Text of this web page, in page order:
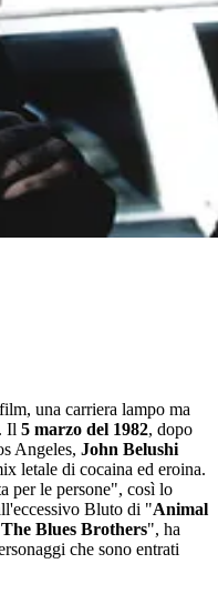
una carriera lampo ma
Il 5 marzo del 1982, dopo
Angeles, John Belushi
letale di cocaina ed eroina.
per le persone", così lo
Bluto di "Animal
The Blues Brothers", ha
che sono entrati